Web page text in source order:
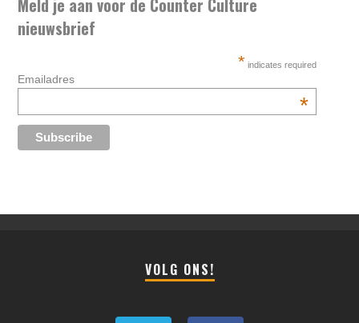
Meld je aan voor de Counter Culture
nieuwsbrief
* indicates required
Emailadres
*
VOLG ONS!